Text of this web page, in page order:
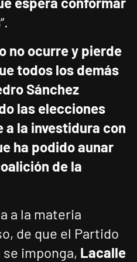
”.
no ocurre y pierde
todos los demás
Sánchez
las elecciones
la investidura con
ha podido aunar
de la
a la materia
de que el Partido
imponga, Lacalle